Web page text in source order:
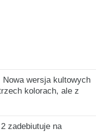
Nowa wersja kultowych
kolorach, ale z
zadebiutuje na